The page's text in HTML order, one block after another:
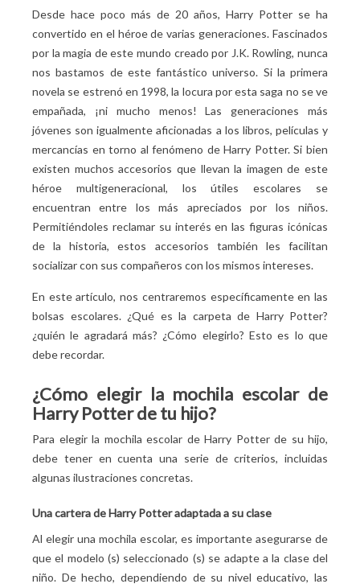
Gryffindor
La mochila con la efigie de la casa gryffindor
La mochila materna 3D de Harry Potter
Desde hace poco más de 20 años, Harry Potter se ha
convertido en el héroe de varias generaciones. Fascinados
por la magia de este mundo creado por J.K. Rowling, nunca
nos bastamos de este fantástico universo. Si la primera
novela se estrenó en 1998, la locura por esta saga no se ve
empañada, ¡ni mucho menos! Las generaciones más
jóvenes son igualmente aficionadas a los libros, películas y
mercancías en torno al fenómeno de Harry Potter. Si bien
existen muchos accesorios que llevan la imagen de este
héroe multigeneracional, los útiles escolares se
encuentran entre los más apreciados por los niños.
Permitiéndoles reclamar su interés en las figuras icónicas
de la historia, estos accesorios también les facilitan
socializar con sus compañeros con los mismos intereses.
En este artículo, nos centraremos específicamente en las
bolsas escolares. ¿Qué es la carpeta de Harry Potter?
¿quién le agradará más? ¿Cómo elegirlo? Esto es lo que
debe recordar.
¿Cómo elegir la mochila escolar de
Harry Potter de tu hijo?
Para elegir la mochila escolar de Harry Potter de su hijo,
debe tener en cuenta una serie de criterios, incluidas
algunas ilustraciones concretas.
Una cartera de Harry Potter adaptada a su clase
Al elegir una mochila escolar, es importante asegurarse de
que el modelo (s) seleccionado (s) se adapte a la clase del
niño. De hecho, dependiendo de su nivel educativo, las